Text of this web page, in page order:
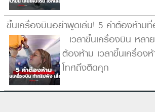
ขึ้นเครื่องบินอย่าพูดเล่น! 5 คำต้องห้าม
เวลาขึ้นเครื่องบิน หลา
ต้องห้าม เวลาขึ้นเครื่องห้
โทศถึงติดคุก